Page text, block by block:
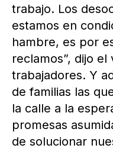
trabajo. Los
estamos en
hambre, es por
reclamos”, dijo
trabajadores. Y
de familias las
la calle a la
promesas
de solucionar